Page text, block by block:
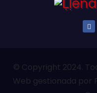
© Copyright 2024.
Web gestionada por